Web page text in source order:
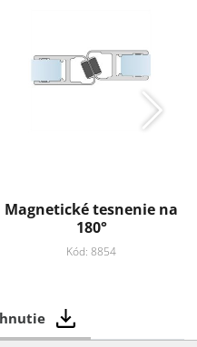
Magnetické tesnenie na
180°
Kód: 8854